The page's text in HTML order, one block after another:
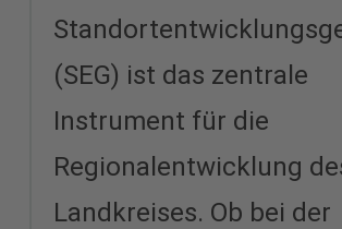
(SEG) ist das zentrale
Instrument für die
Regionalentwicklung
Landkreises. Ob bei der